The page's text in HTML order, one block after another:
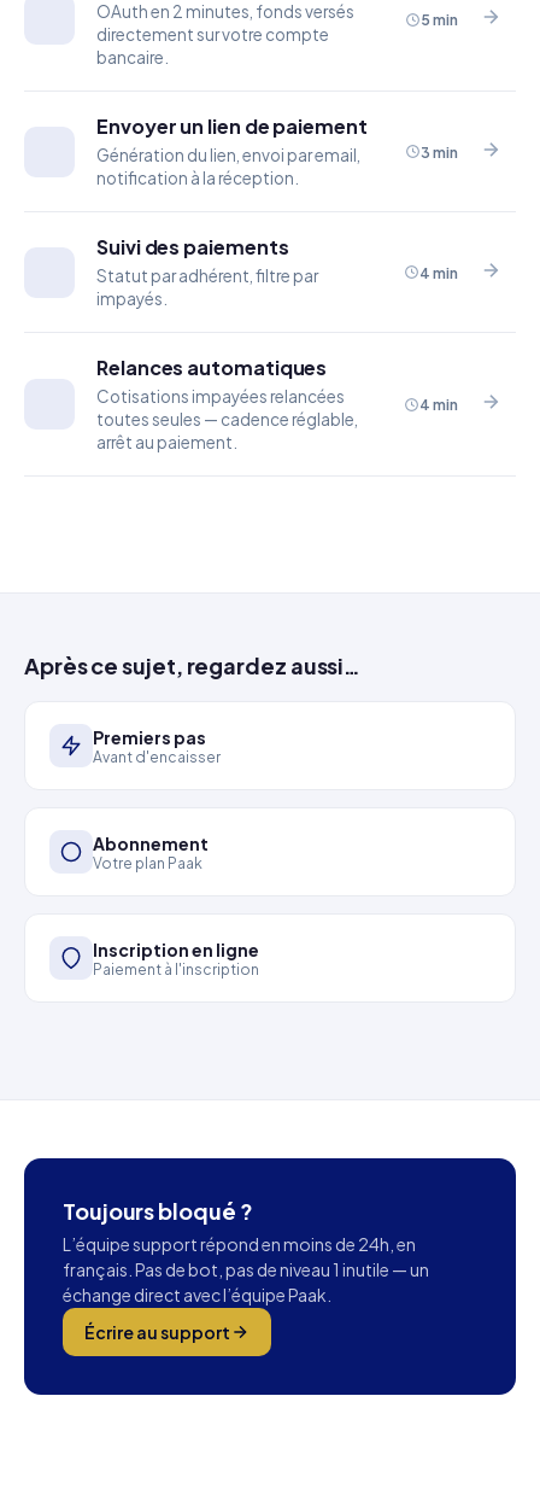
OAuth en 2 minutes, fonds versés
directement sur votre compte
bancaire.
5 min
Envoyer un lien de paiement
Génération du lien, envoi par email,
notification à la réception.
3 min
Suivi des paiements
Statut par adhérent, filtre par
impayés.
4 min
Relances automatiques
Cotisations impayées relancées
toutes seules — cadence réglable,
arrêt au paiement.
4 min
Après ce sujet, regardez aussi…
Premiers pas
Avant d'encaisser
Abonnement
Votre plan Paak
Inscription en ligne
Paiement à l'inscription
Toujours bloqué ?
L’équipe support répond en moins de 24h, en
français. Pas de bot, pas de niveau 1 inutile — un
échange direct avec l’équipe Paak.
Écrire au support